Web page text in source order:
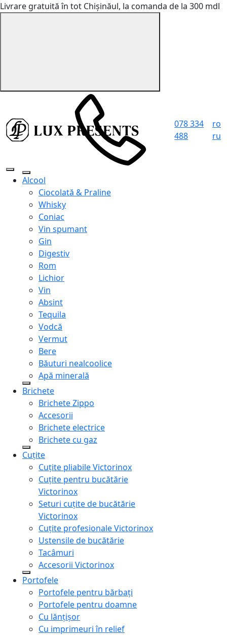
Livrare gratuită în tot Chișinăul, la comanda de la 300 mdl
078 334
488
ro
ru
Alcool
Ciocolată & Praline
Whisky
Coniac
Vin spumant
Gin
Digestiv
Rom
Lichior
Vin
Absint
Tequila
Vodcă
Vermut
Bere
Băuturi nealcoolice
Apă minerală
Brichete
Brichete Zippo
Accesorii
Brichete electrice
Brichete cu gaz
Cuțite
Cuțite pliabile Victorinox
Cuțite pentru bucătărie
Victorinox
Seturi cuțite de bucătărie
Victorinox
Cuțite profesionale Victorinox
Ustensile de bucătărie
Tacâmuri
Accesorii Victorinox
Portofele
Portofele pentru bărbați
Portofele pentru doamne
Cu lănțișor
Cu imprimeuri în relief